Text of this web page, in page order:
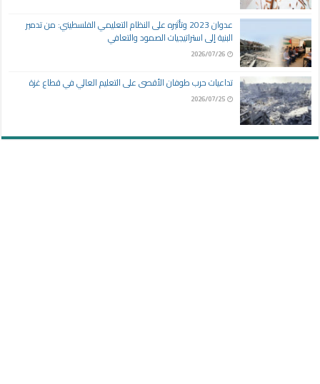
عدوان 2023 وتأثيره على النظام التعليمي الفلسطيني: من تدمير
البنية إلى استراتيجيات الصمود والتعافي
2026/07/26
تداعيات حرب طوفان الأقصى على التعليم العالي في قطاع غزة
2026/07/25